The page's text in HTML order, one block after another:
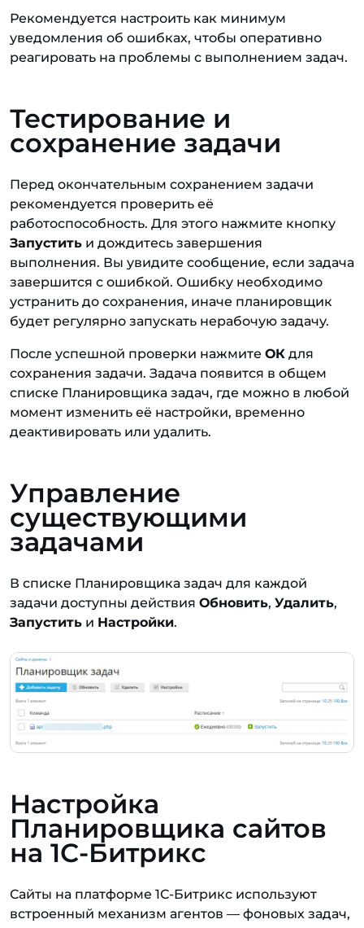
Рекомендуется настроить как минимум
уведомления об ошибках, чтобы оперативно
реагировать на проблемы с выполнением задач.
Тестирование и
сохранение задачи
Перед окончательным сохранением задачи
рекомендуется проверить её
работоспособность. Для этого нажмите кнопку
Запустить и дождитесь завершения
выполнения. Вы увидите сообщение, если задача
завершится с ошибкой. Ошибку необходимо
устранить до сохранения, иначе планировщик
будет регулярно запускать нерабочую задачу.
После успешной проверки нажмите ОК для
сохранения задачи. Задача появится в общем
списке Планировщика задач, где можно в любой
момент изменить её настройки, временно
деактивировать или удалить.
Управление
существующими
задачами
В списке Планировщика задач для каждой
задачи доступны действия Обновить, Удалить,
Запустить и Настройки.
Настройка
Планировщика сайтов
на 1С-Битрикс
Сайты на платформе 1С-Битрикс используют
встроенный механизм агентов — фоновых задач,